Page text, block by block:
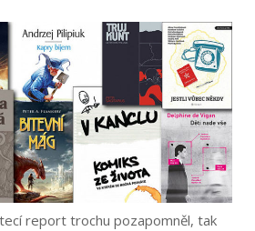
report trochu pozapomněl, tak